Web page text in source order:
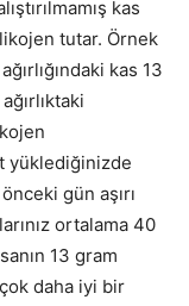
kas
tutar. Örnek
kas 13
yüklediğinizde
gün aşırı
ortalama 40
13 gram
daha iyi bir